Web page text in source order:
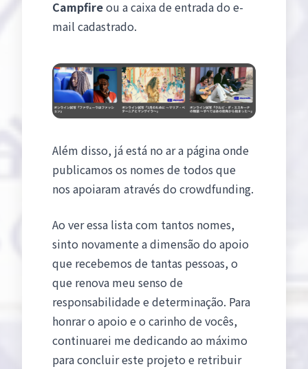
Campfireou a caixa de entrada do e-
mail cadastrado.
Além disso, já está no ar a página onde
publicamos os nomes de todos que
nos apoiaram através do crowdfunding.
Ao ver essa lista com tantos nomes,
sinto novamente a dimensão do apoio
que recebemos de tantas pessoas, o
que renova meu senso de
responsabilidade e determinação. Para
honrar o apoio e o carinho de vocês,
continuarei me dedicando ao máximo
para concluir este projeto e retribuir